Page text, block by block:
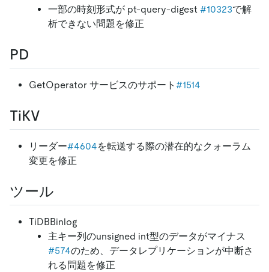
一部の時刻形式が pt-query-digest #10323で解
析できない問題を修正
PD
GetOperator サービスのサポート #1514
TiKV
リーダー#4604を転送する際の潜在的なクォーラム
変更を修正
ツール
TiDBBinlog
主キー列のunsigned int型のデータがマイナス
#574のため、データレプリケーションが中断さ
れる問題を修正